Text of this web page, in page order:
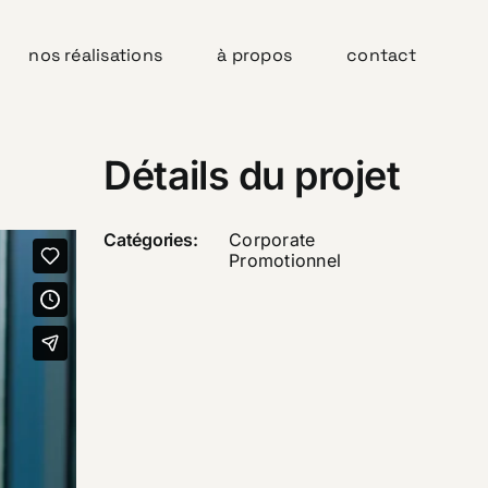
nos réalisations à propos contact
Détails du projet
Catégories:
Corporate
Promotionnel